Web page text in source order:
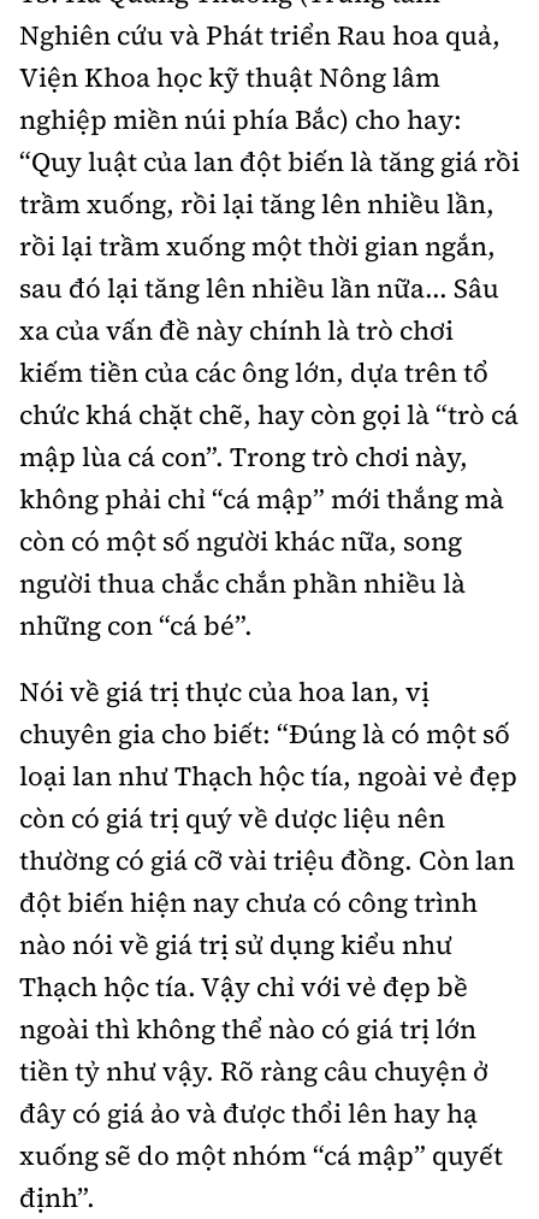
Nghiên cứu và Phát triển Rau hoa quả,
Viện Khoa học kỹ thuật Nông lâm
nghiệp miền núi phía Bắc) cho hay:
“Quy luật của lan đột biến là tăng giá rồi
trầm xuống, rồi lại tăng lên nhiều lần,
rồi lại trầm xuống một thời gian ngắn,
sau đó lại tăng lên nhiều lần nữa... Sâu
xa của vấn đề này chính là trò chơi
kiếm tiền của các ông lớn, dựa trên tổ
chức khá chặt chẽ, hay còn gọi là “trò cá
mập lùa cá con”. Trong trò chơi này,
không phải chỉ “cá mập” mới thắng mà
còn có một số người khác nữa, song
người thua chắc chắn phần nhiều là
những con “cá bé”.
Nói về giá trị thực của hoa lan, vị
chuyên gia cho biết: “Đúng là có một số
loại lan như Thạch hộc tía, ngoài vẻ đẹp
còn có giá trị quý về dược liệu nên
thường có giá cỡ vài triệu đồng. Còn lan
đột biến hiện nay chưa có công trình
nào nói về giá trị sử dụng kiểu như
Thạch hộc tía. Vậy chỉ với vẻ đẹp bề
ngoài thì không thể nào có giá trị lớn
tiền tỷ như vậy. Rõ ràng câu chuyện ở
đây có giá ảo và được thổi lên hay hạ
xuống sẽ do một nhóm “cá mập” quyết
định”.